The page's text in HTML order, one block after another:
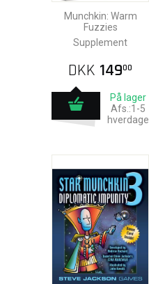
Munchkin: Warm
Fuzzies
Supplement
DKK 14900
På lager
Afs.:1-5
hverdage